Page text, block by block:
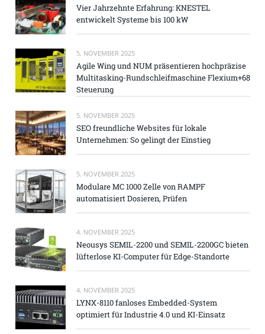
Vier Jahrzehnte Erfahrung: KNESTEL
entwickelt Systeme bis 100 kW
5. NOVEMBER 2025
Agile Wing und NUM präsentieren hochpräzise
Multitasking-Rundschleifmaschine Flexium+68
Steuerung
5. NOVEMBER 2025
SEO freundliche Websites für lokale
Unternehmen: So gelingt der Einstieg
5. NOVEMBER 2025
Modulare MC 1000 Zelle von RAMPF
automatisiert Dosieren, Prüfen
4. NOVEMBER 2025
Neousys SEMIL-2200 und SEMIL-2200GC bieten
lüfterlose KI-Computer für Edge-Standorte
4. NOVEMBER 2025
LYNX-8110 fanloses Embedded-System
optimiert für Industrie 4.0 und KI-Einsatz